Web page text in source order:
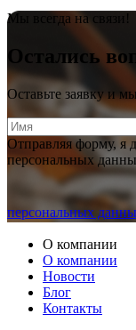
Мы всегда на связи!
Остались
Оставьте заявку и
Отправляя форму, я
персональных
персональных
О компании
О компании
Новости
Блог
Контакты